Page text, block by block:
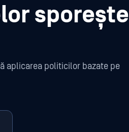
sporește
aplicarea politicilor bazate pe